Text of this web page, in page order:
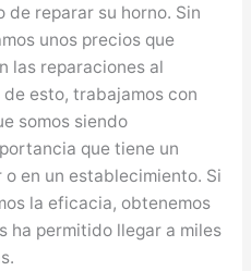
de reparar su horno. Sin
unos precios que
las reparaciones al
esto, trabajamos con
somos siendo
que tiene un
en un establecimiento. Si
la eficacia, obtenemos
ha permitido llegar a miles